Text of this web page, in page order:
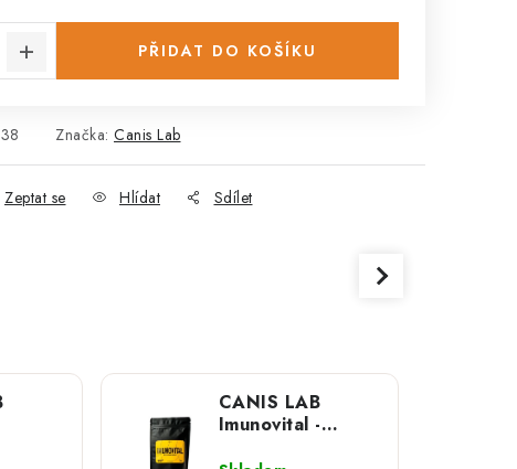
PŘIDAT DO KOŠÍKU
Značka: Canis Lab
Zeptat se Hlídat Sdílet
CANIS LAB
Imunovital -